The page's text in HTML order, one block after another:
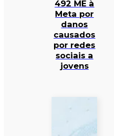
492 ME à
Meta por
danos
causados
por redes
sociais a
jovens